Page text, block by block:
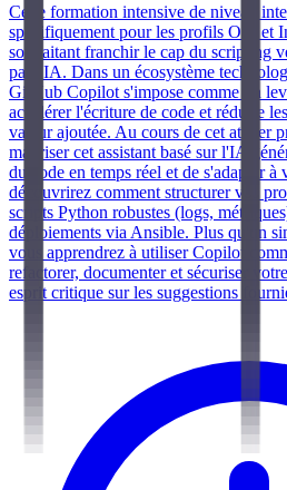
Cette formation intensive de niveau
spécifiquement pour les profils Ops et
souhaitant franchir le cap du scripting
par l'IA. Dans un écosystème
GitHub Copilot s'impose comme un
accélérer l'écriture de code et réduire
valeur ajoutée. Au cours de cet atelier
maîtriser cet assistant basé sur l'IA
du code en temps réel et de s'adapter à
découvrirez comment structurer vos
scripts Python robustes (logs,
déploiements via Ansible. Plus qu'un
vous apprendrez à utiliser Copilot
refactorer, documenter et sécuriser
esprit critique sur les suggestions